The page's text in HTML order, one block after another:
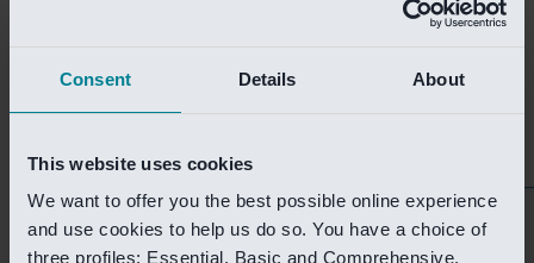
Consent Details About
This website uses cookies
We want to offer you the best possible online experience
and use cookies to help us do so. You have a choice of
three profiles: Essential, Basic and Comprehensive.
Investment Banking
Van Lanschot Kempen Research
Helaas is deze pagina